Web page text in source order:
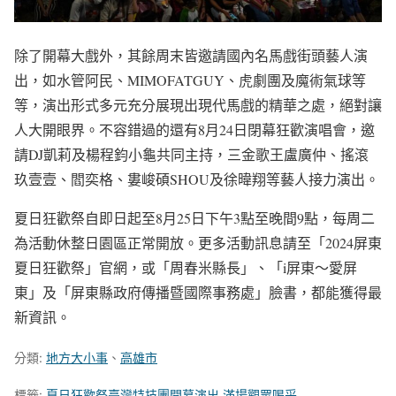
除了開幕大戲外， 其餘周末皆邀請國內名馬戲街頭藝人演
出 ， 如水管阿民、MIMOFATGUY、虎劇團及魔術氣球等
等，演出形式多元充分展現出現代馬戲的精華之處，絕對讓
人大開眼界。不容錯過的還有8月24日閉幕狂歡演唱會，邀
請DJ凱莉及楊程鈞小龜共同主持， 三金歌王盧廣仲、 搖滾
玖壹壹、閻奕格、 婁峻碩SHOU及徐暐翔等藝人接力演出 。
夏日狂歡祭自即日起至8月25日下午3點至晚間9點 ， 每周二
為活動休整日園區正常開放 。 更多活動訊息請至 「2024屏東
夏日狂歡祭」官網，或 「周春米縣長」、「i屏東～愛屏
東」及「屏東縣政府傳播暨國際事務處」臉書，都能獲得最
新資訊 。
分類: 地方大小事 、 高雄市